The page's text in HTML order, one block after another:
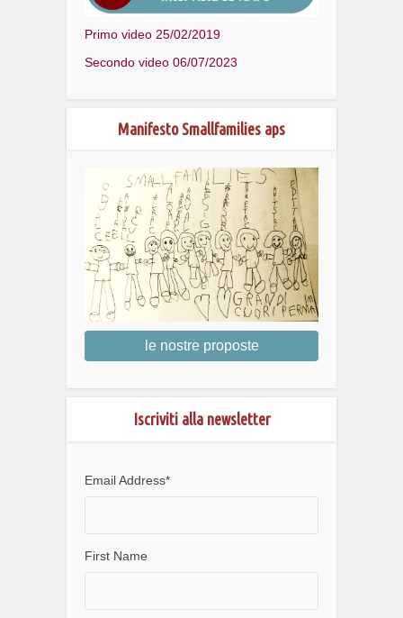
Primo video 25/02/2019
Secondo video 06/07/2023
Manifesto Smallfamilies aps
le nostre proposte
Iscriviti alla newsletter
Email Address*
First Name